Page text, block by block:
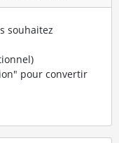
souhaitez
pour convertir